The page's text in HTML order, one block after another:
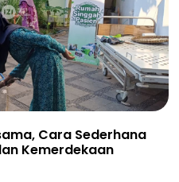
Cara Sederhana
Kemerdekaan